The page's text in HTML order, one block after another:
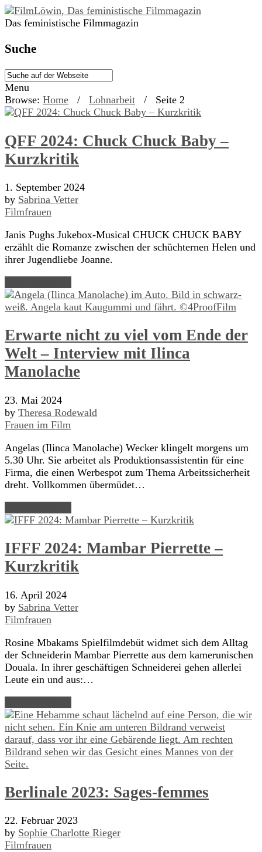
Das feministische Filmmagazin
Suche
Menu
Browse: Home / Lohnarbeit / Seite 2
QFF 2024: Chuck Chuck Baby –
Kurzkritik
1. September 2024
by Sabrina Vetter
Filmfrauen
Janis Pughs Jukebox-Musical CHUCK CHUCK BABY
erzählt die Romanze zwischen der schüchternen Helen und
ihrer Jugendliebe Joanne.
Erwarte nicht zu viel vom Ende der
Welt – Interview mit Ilinca
Manolache
23. Mai 2024
by Theresa Rodewald
Frauen im Film
Angelas (Ilinca Manolache) Wecker klingelt morgens um
5.30 Uhr. Sie arbeitet als Produktionsassistentin für eine
Firma, die einen Werbespot zum Thema Arbeitssicherheit
dreht. Vollkommen übermüdet…
IFFF 2024: Mambar Pierrette –
Kurzkritik
16. April 2024
by Sabrina Vetter
Filmfrauen
Rosine Mbakams Spielfilmdebüt widmet sich dem Alltag
der Schneiderin Mambar Pierrette aus dem kamerunischen
Douala. In ihrer geschäftigen Schneiderei gehen allerlei
Leute ein und aus:…
Berlinale 2023: Sages-femmes
22. Februar 2023
by Sophie Charlotte Rieger
Filmfrauen